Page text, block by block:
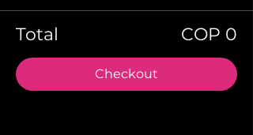
Total COP 0
Checkout